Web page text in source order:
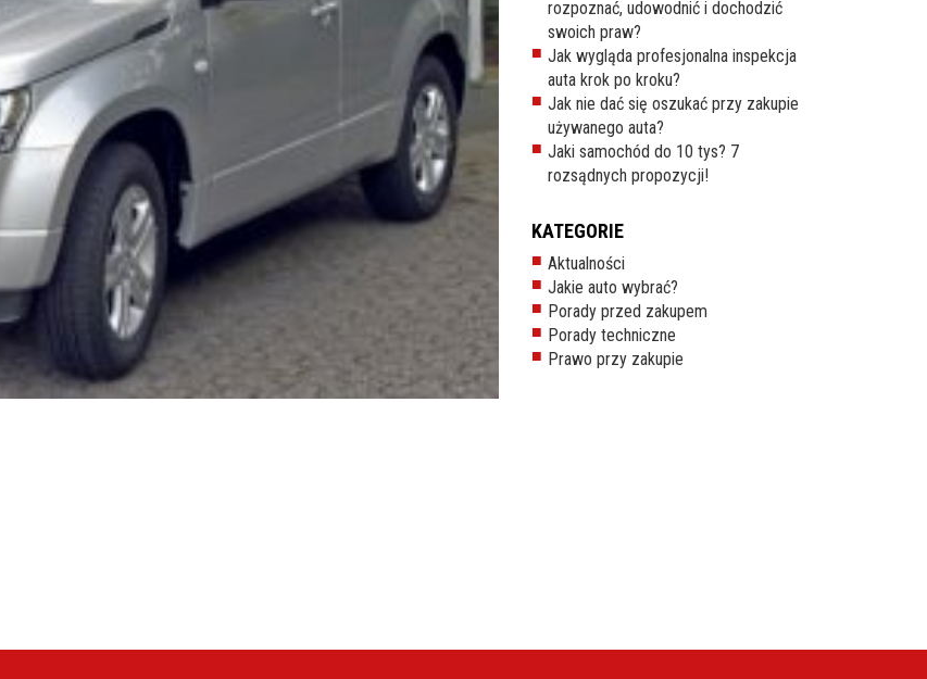
rozpoznać, udowodnić i dochodzić
swoich praw?
Jak wygląda profesjonalna inspekcja
auta krok po kroku?
Jak nie dać się oszukać przy zakupie
używanego auta?
Jaki samochód do 10 tys? 7
rozsądnych propozycji!
KATEGORIE
Aktualności
Jakie auto wybrać?
Porady przed zakupem
Porady techniczne
Prawo przy zakupie